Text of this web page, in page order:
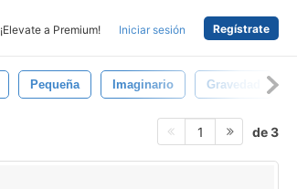
¡Elevate a Premium! Iniciar sesión Regístrate
Pequeña Imaginario Gravedad
1 de 3